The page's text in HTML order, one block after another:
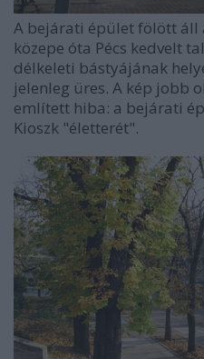
A bejárati épület fölött áll
közepe óta Pécs kedvelt
délkeleti bástyájának
jelenleg üres. A kép jobb
említett hiba: a bejárati
Kioszk "életterét".